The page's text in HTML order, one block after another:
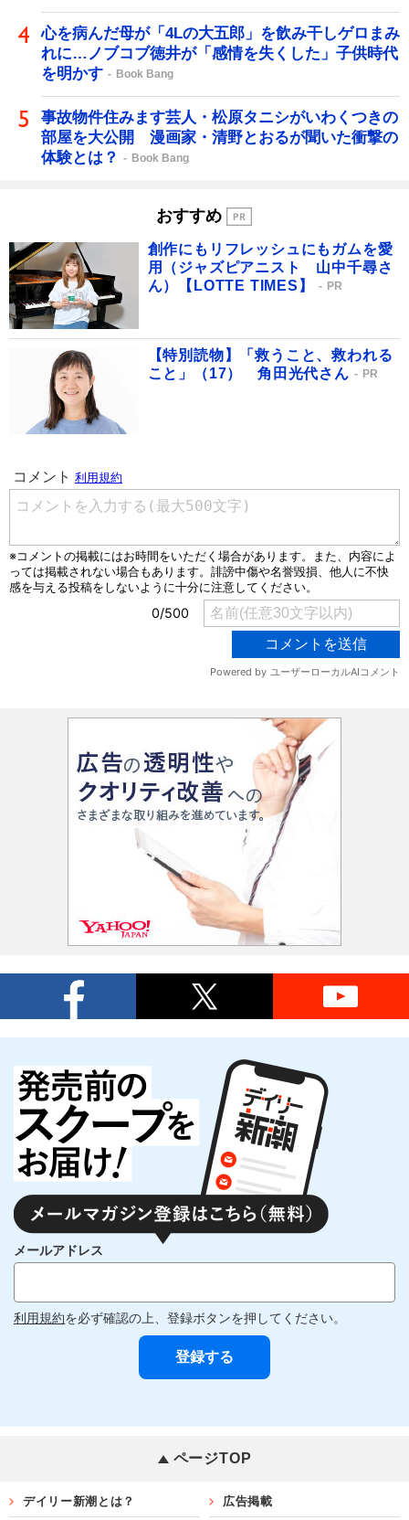
心を病んだ母が「4Lの大五郎」を飲み干しゲロまみ
れに…ノブコブ徳井が「感情を失くした」子供時代
を明かす
Book Bang
事故物件住みます芸人・松原タニシがいわくつきの
部屋を大公開 漫画家・清野とおるが聞いた衝撃の
体験とは？
Book Bang
おすすめ
創作にもリフレッシュにもガムを愛
用（ジャズピアニスト 山中千尋さ
ん）【LOTTE TIMES】
PR
【特別読物】「救うこと、救われる
こと」（17） 角田光代さん
PR
メールアドレス
利用規約を必ず確認の上、登録ボタンを押してください。
ページTOP
デイリー新潮とは？ 広告掲載